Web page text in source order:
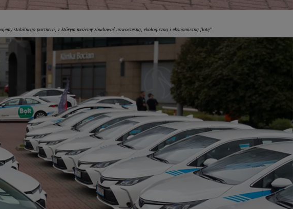
stabilnego partnera, z którym możemy zbudować nowoczesną, ekologiczną i ekonomiczną flotę”.